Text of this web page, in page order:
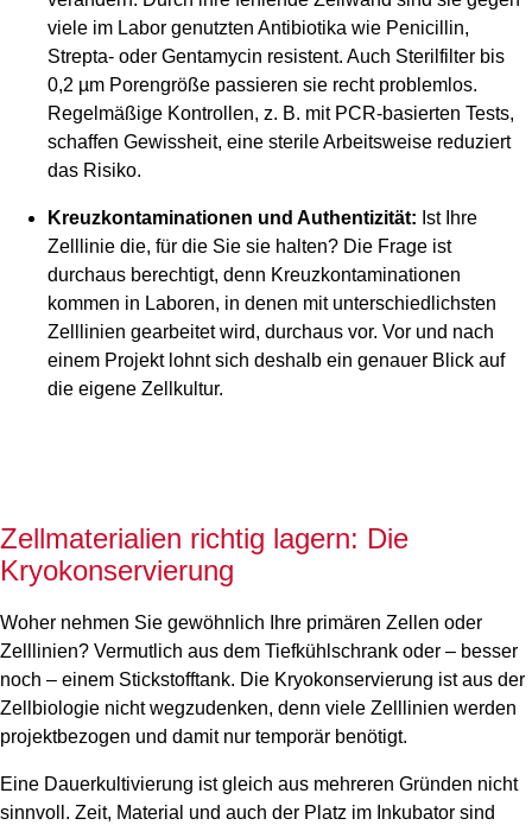
viele im Labor genutzten Antibiotika wie Penicillin,
Strepta- oder Gentamycin resistent. Auch Sterilfilter bis
0,2 µm Porengröße passieren sie recht problemlos.
Regelmäßige Kontrollen, z. B. mit PCR-basierten Tests,
schaffen Gewissheit, eine sterile Arbeitsweise reduziert
das Risiko.
Kreuzkontaminationen und Authentizität: Ist Ihre
Zelllinie die, für die Sie sie halten? Die Frage ist
durchaus berechtigt, denn Kreuzkontaminationen
kommen in Laboren, in denen mit unterschiedlichsten
Zelllinien gearbeitet wird, durchaus vor. Vor und nach
einem Projekt lohnt sich deshalb ein genauer Blick auf
die eigene Zellkultur.
Zellmaterialien richtig lagern: Die
Kryokonservierung
Woher nehmen Sie gewöhnlich Ihre primären Zellen oder
Zelllinien? Vermutlich aus dem Tiefkühlschrank oder – besser
noch – einem Stickstofftank. Die Kryokonservierung ist aus der
Zellbiologie nicht wegzudenken, denn viele Zelllinien werden
projektbezogen und damit nur temporär benötigt.
Eine Dauerkultivierung ist gleich aus mehreren Gründen nicht
sinnvoll. Zeit, Material und auch der Platz im Inkubator sind